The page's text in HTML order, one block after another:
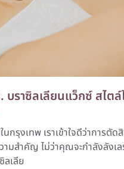
ราซิลเลียนแว็กซ์ สไต
กรุงเทพ เราเข้าใจดีว่าการตัด
มสำคัญ ไม่ว่าคุณจะกำลังลังเล
ลเลีย